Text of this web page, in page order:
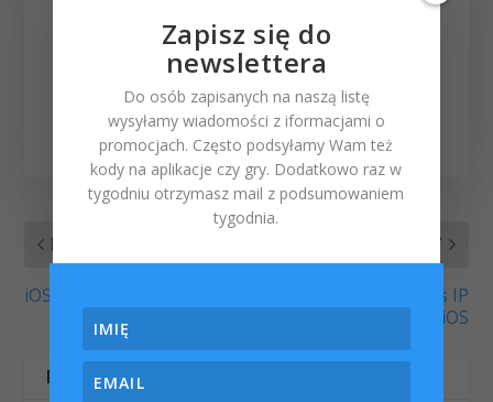
Powiązane tagi z tym
wpisem:
iPhone 8
POPRZEDNI
iOS 10.3.2 beta 3
NASTĘPNY
Jak sprawdzić adres IP
na iOS
POWIĄZANE WPISY
Zapisz się do
newslettera
Do osób zapisanych na naszą listę
wysyłamy wiadomości z iformacjami o
promocjach. Często podsyłamy Wam też
kody na aplikacje czy gry. Dodatkowo raz w
tygodniu otrzymasz mail z podsumowaniem
tygodnia.